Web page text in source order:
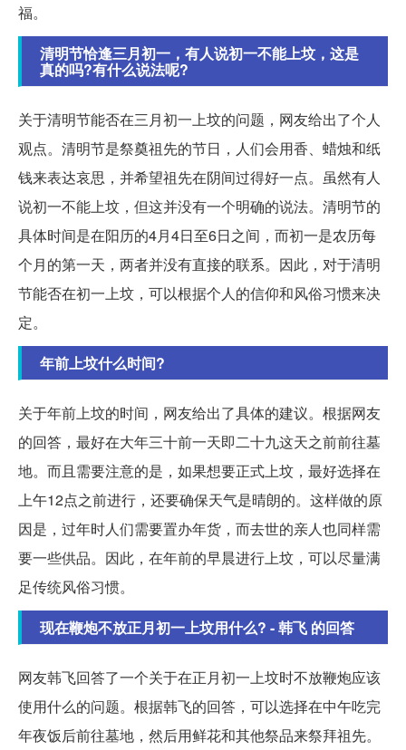
福。
清明节恰逢三月初一，有人说初一不能上坟，这是
真的吗?有什么说法呢?
关于清明节能否在三月初一上坟的问题，网友给出了个人
观点。清明节是祭奠祖先的节日，人们会用香、蜡烛和纸
钱来表达哀思，并希望祖先在阴间过得好一点。虽然有人
说初一不能上坟，但这并没有一个明确的说法。清明节的
具体时间是在阳历的4月4日至6日之间，而初一是农历每
个月的第一天，两者并没有直接的联系。因此，对于清明
节能否在初一上坟，可以根据个人的信仰和风俗习惯来决
定。
年前上坟什么时间?
关于年前上坟的时间，网友给出了具体的建议。根据网友
的回答，最好在大年三十前一天即二十九这天之前前往墓
地。而且需要注意的是，如果想要正式上坟，最好选择在
上午12点之前进行，还要确保天气是晴朗的。这样做的原
因是，过年时人们需要置办年货，而去世的亲人也同样需
要一些供品。因此，在年前的早晨进行上坟，可以尽量满
足传统风俗习惯。
现在鞭炮不放正月初一上坟用什么? - 韩飞 的回答
网友韩飞回答了一个关于在正月初一上坟时不放鞭炮应该
使用什么的问题。根据韩飞的回答，可以选择在中午吃完
年夜饭后前往墓地，然后用鲜花和其他祭品来祭拜祖先。